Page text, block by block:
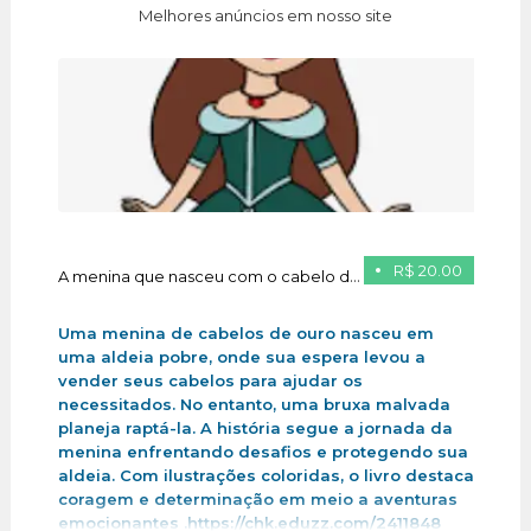
Melhores anúncios em nosso site
R$ 20.00
A menina que nasceu com o cabelo de ouro
Uma menina de cabelos de ouro nasceu em
uma aldeia pobre, onde sua espera levou a
vender seus cabelos para ajudar os
necessitados. No entanto, uma bruxa malvada
planeja raptá-la. A história segue a jornada da
menina enfrentando desafios e protegendo sua
aldeia. Com ilustrações coloridas, o livro destaca
coragem e determinação em meio a aventuras
emocionantes .https://chk.eduzz.com/2411848